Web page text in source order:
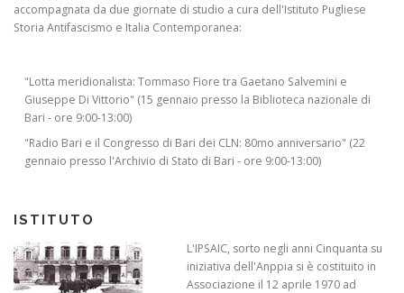
accompagnata da due giornate di studio a cura dell'Istituto Pugliese
Storia Antifascismo e Italia Contemporanea:
"Lotta meridionalista: Tommaso Fiore tra Gaetano Salvemini e
Giuseppe Di Vittorio" (15 gennaio presso la Biblioteca nazionale di
Bari - ore 9:00-13:00)
"Radio Bari e il Congresso di Bari dei CLN: 80mo anniversario" (22
gennaio presso l'Archivio di Stato di Bari - ore 9:00-13:00)
ISTITUTO
L'IPSAIC, sorto negli anni Cinquanta su
iniziativa dell'Anppia si è costituito in
Associazione il 12 aprile 1970 ad